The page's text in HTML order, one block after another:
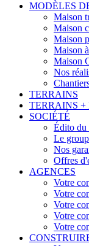
MODÈLES
Maison
Maison
Maison
Maison
Maison
Nos
TERRAINS
TERRAINS +
SOCIÉTÉ
Édito du
Le
Nos
Offres
AGENCES
Votre
Votre
Votre
Votre
Votre